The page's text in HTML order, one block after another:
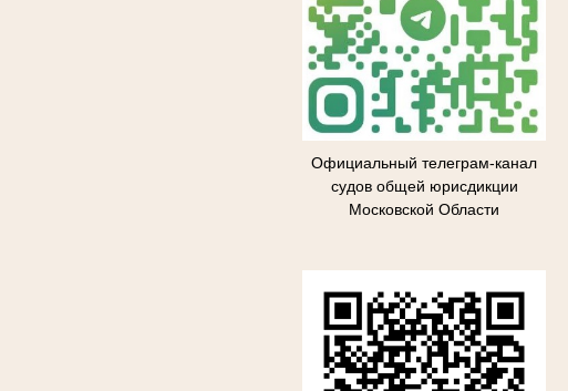
Официальный телеграм-канал
судов общей юрисдикции
Московской Области